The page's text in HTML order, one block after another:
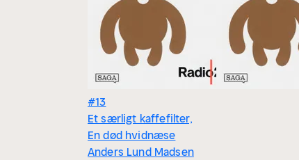
#13
Et særligt kaffefilter,
En død hvidnæse
Anders Lund Madsen